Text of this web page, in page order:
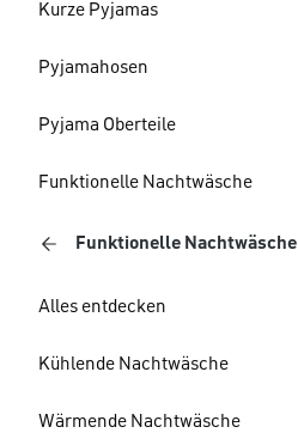
Kurze Pyjamas
Pyjamahosen
Pyjama Oberteile
Funktionelle Nachtwäsche
Funktionelle Nachtwäsche
Alles entdecken
Kühlende Nachtwäsche
Wärmende Nachtwäsche